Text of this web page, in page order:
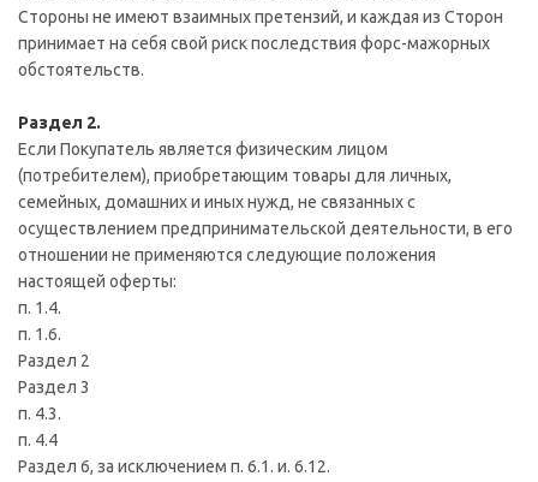
Стороны не имеют взаимных претензий, и каждая из Сторон
принимает на себя свой риск последствия форс-мажорных
обстоятельств.
Раздел 2.
Если Покупатель является физическим лицом
(потребителем), приобретающим товары для личных,
семейных, домашних и иных нужд, не связанных с
осуществлением предпринимательской деятельности, в его
отношении не применяются следующие положения
настоящей оферты:
п. 1.4.
п. 1.6.
Раздел 2
Раздел 3
п. 4.3.
п. 4.4
Раздел 6, за исключением п. 6.1. и. 6.12.